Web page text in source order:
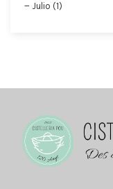
Julio (1)